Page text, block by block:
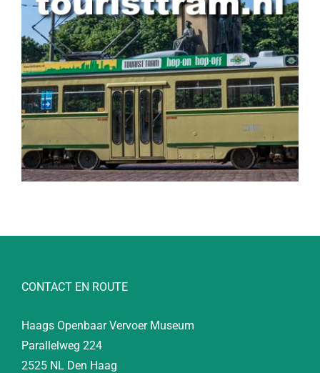
CONTACT EN ROUTE
Haags Openbaar Vervoer Museum
Parallelweg 224
2525 NL Den Haag